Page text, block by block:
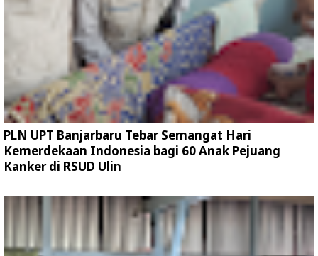
PLN UPT Banjarbaru Tebar Semangat Hari
Kemerdekaan Indonesia bagi 60 Anak Pejuang
Kanker di RSUD Ulin